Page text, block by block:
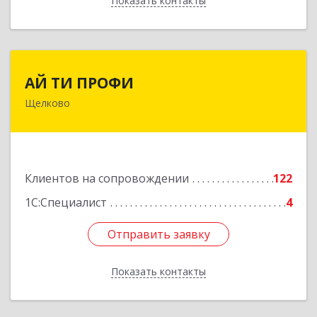
АЙ ТИ ПРОФИ
Щелково
Клиентов на сопровождении
122
1С:Специалист
4
Отправить заявку
Показать контакты
Отправить заявку
Назад